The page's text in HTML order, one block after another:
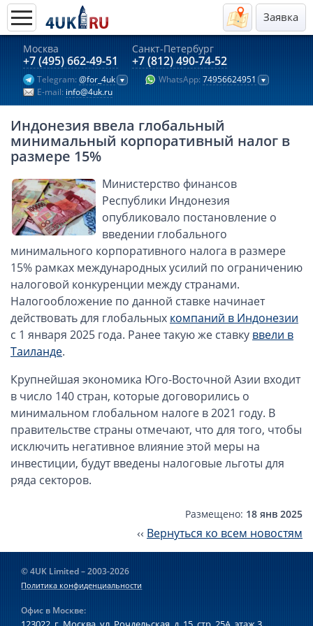
Заявка
Москва
+7 (495) 662-49-51
Санкт-Петербург
+7 (812) 490-74-52
Telegram: @for_4uk WhatsApp: 74956624951
E-mail: info@4uk.ru
Актуальные предложения 2026
Компании в Гонконге
Английские компании LTD
Киргизия (компания и счёт)
Компании в Китае
Казахстан (компания и счёт)
Открытие счета в банках Казахстана
Платежная система Гонконга
Платежная система Великобритании
Платежная система Маврикия
Платежная система Казахстана
ОАЭ, Дубай (компания и счёт)
ОАЭ, Аджман (компания и счёт)
Оффшоры в Панаме
Оффшоры на Сейшелах
Турция (компания и счёт)
Cчёт в Турции для компании
Счёт и карта в Киргизии для физлиц
Гражданство Вануату
Европейские и резидентные компании
Английские партнерства LLP
Ирландские компании LTD
Ирландские партнерства LP
Индонезия ввела глобальный
минимальный корпоративный налог в
размере 15%
Министерство финансов
Республики Индонезия
опубликовало постановление о
введении глобального
минимального корпоративного налога в размере
15% рамках международных усилий по ограничению
налоговой конкуренции между странами.
Налогообложение по данной ставке начинает
действовать для глобальных компаний в Индонезии
с 1 января 2025 года. Ранее такую же ставку ввели в
Таиланде.
Крупнейшая экономика Юго-Восточной Азии входит
в число 140 стран, которые договорились о
минимальном глобальном налоге в 2021 году. В
правительстве страны отмечают, что для того, чтобы
исключить негативное влияние этой меры на
инвестиции, будут введены налоговые льготы для
ряда секторов.
Размещено: 18 янв 2025
‹‹ Вернуться ко всем новостям
© 4UK Limited – 2003-2026
Политика конфиденциальности
Офис в Москве: